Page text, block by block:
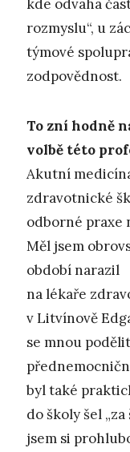
kde odvaha
rozmyslu“, u
týmové
zodpovědnost.
To zní hodně
volbě této
Akutní
zdravotnické
odborné praxe
Měl jsem
období narazil
na lékaře
v Litvínově
se mnou
byl také
do školy šel
jsem si